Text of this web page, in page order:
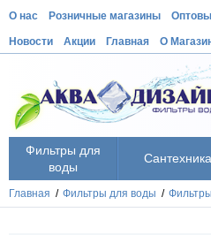
О нас Розничные магазины
Новости Акции Главная О
Фильтры для
воды
Сантехника
Главная / Фильтры для воды /